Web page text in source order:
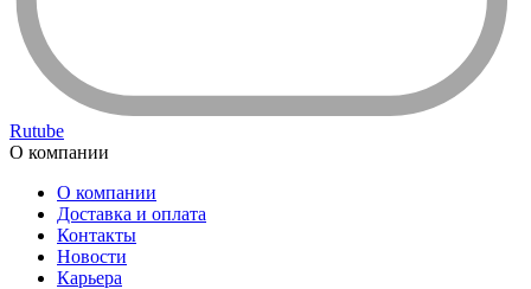
Rutube
О компании
О компании
Доставка и оплата
Контакты
Новости
Карьера